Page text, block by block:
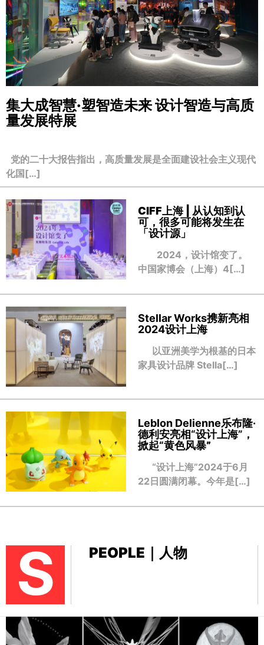
集大成智慧·塑智造未来设计智造与高质
量发展特展
党的二十大报告指出，高质量发展是全面建设社会主义现代
化国[…]
CIFF上海 | 从认知到认
可，很多可能将发生在
「设计源」
2024，设计馆变了。
中国家博会（上海）4[…]
Stellar Works携新亮相
2024设计上海
以亚洲美学为根基的日本
家具设计品牌 Stella[…]
Leblon Delienne乐布隆·
德利安亮相“设计上海”，
掀起“黄色风暴”
“设计上海”2024于6月
22日圆满闭幕。今年是[…]
S PEOPLE｜人物